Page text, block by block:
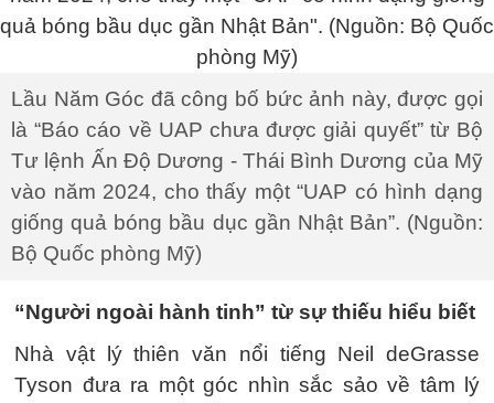
Lầu Năm Góc đã công bố bức ảnh này, được gọi
là “Báo cáo về UAP chưa được giải quyết” từ Bộ
Tư lệnh Ấn Độ Dương - Thái Bình Dương của Mỹ
vào năm 2024, cho thấy một “UAP có hình dạng
giống quả bóng bầu dục gần Nhật Bản”. (Nguồn:
Bộ Quốc phòng Mỹ)
“Người ngoài hành tinh” từ sự thiếu hiểu biết
Nhà vật lý thiên văn nổi tiếng Neil deGrasse
Tyson đưa ra một góc nhìn sắc sảo về tâm lý